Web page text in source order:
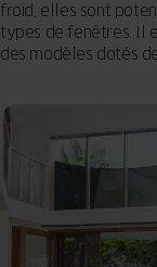
froid, elles sont
types de fenêtres. Il
des modèles dotés